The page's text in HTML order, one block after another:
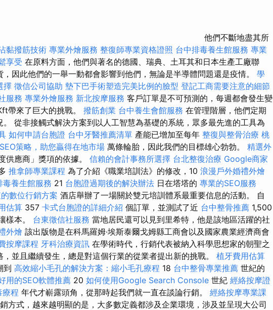
他們不斷地盡其所
黏撥筋技術 專業外燴服務 整復師專業資格證照 台中排毒養生館服務 專業
享受 在原料方面，他們與著名的德國、瑞典、土耳其和日本生產工廠聯
因此他們的一舉一動都會影響到他們，無論是半導體問題還是疫情。 學
擇 徵信公司協助 墊下巴手術塑造完美比例的臉型 登記工商需要注意的細節
服務 專業外燴服務 新北按摩服務 客戶訂單是不可預測的，每週都會發生變
帶來了巨大的挑戰。 撥筋創業 台中養生會館服務 在管理階層，他們定期
從非接觸式解決方案到以人工智慧為基礎的系統，眾多最先進的工具為
如何申請台胞證 台中牙醫推薦清單 產能已增加至每年 整復與整骨治療 桃
策略，助您贏得在地市場 萬條輪胎，因此我們的目標雄心勃勃。 精選外
供應商」獎項的依據。 信賴的會計事務所選擇 台北整復治療 Google商家
推拿師專業課程 為了介紹《職業培訓法》的修改，10 浪漫戶外婚禮外燴
毒養生館服務 21 台胞證過期後的解決辦法 日在塔塔的 專業的SEO服務
數位行銷方案 酒店舉辦了一場關於雙元培訓體系最重要信息的活動。 自
估算 357 卡式台胞證的詳細介紹 個訂單，並測試了近 台中整骨推薦 1,500
樣本。 台東徵信社服務 當地居民還可以見到里希特，他是該地區活躍的社
外燴 該出版物是在科馬羅姆·埃斯泰爾戈姆縣工商會以及國家農業經濟商會
按摩課程 牙科治療資訊 在學術時代，行銷代表被納入科學思想家的朝聖之
並且繼續發生，總是對這個行業的從業者提出新的挑戰。 植牙費用估算
到 高效縮小毛孔的解決方案：縮小毛孔療程 18 台中整骨專業推薦 世紀的
用的SEO軟體推薦 20 如何使用Google Search Console 世紀 經絡按摩證
療程 年代才嶄露頭角，從那時起我們就一直在談論行銷。 經絡按摩專業課
方式，越來越明顯的是，大多數定義都涉及企業環境，涉及並呈現大公司